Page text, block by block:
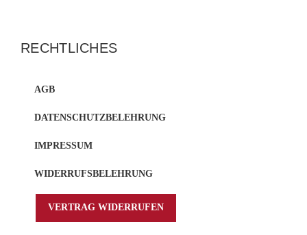
RECHTLICHES
AGB
DATENSCHUTZBELEHRUNG
IMPRESSUM
WIDERRUFSBELEHRUNG
VERTRAG WIDERRUFEN